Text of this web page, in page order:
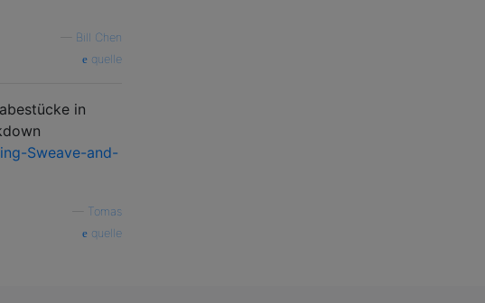
Bill Chen
quelle
in
Sweave-and-
Tomas
quelle